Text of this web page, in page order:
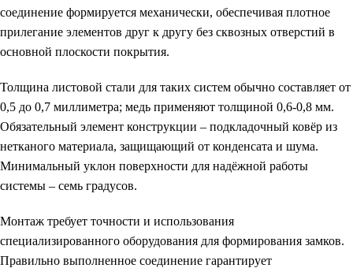
соединение формируется механически, обеспечивая плотное
прилегание элементов друг к другу без сквозных отверстий в
основной плоскости покрытия.
Толщина листовой стали для таких систем обычно составляет от
0,5 до 0,7 миллиметра; медь применяют толщиной 0,6-0,8 мм.
Обязательный элемент конструкции – подкладочный ковёр из
нетканого материала, защищающий от конденсата и шума.
Минимальный уклон поверхности для надёжной работы
системы – семь градусов.
Монтаж требует точности и использования
специализированного оборудования для формирования замков.
Правильно выполненное соединение гарантирует